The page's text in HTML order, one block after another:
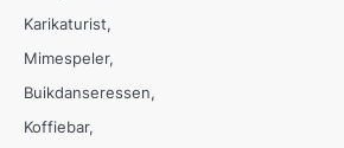
Karikaturist
Mimespeler
Buikdanseressen
Koffiebar